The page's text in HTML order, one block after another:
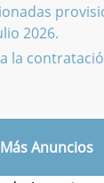
2026.
la
Más Anuncios